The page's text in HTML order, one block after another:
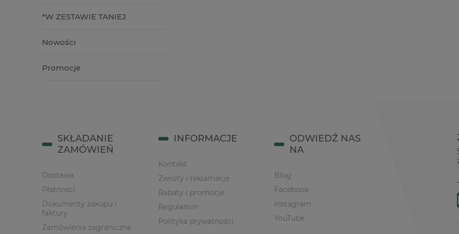
*W ZESTAWIE TANIEJ
Nowości
Promocje
SKŁADANIE
ZAMÓWIEŃ
Dostawa
Płatności
Dokumenty zakupu i
faktury
Zamówienia zagraniczne
INFORMACJE
Kontakt
Zwroty i reklamacje
Rabaty i promocje
Regulamin
Polityka prywatności
ODWIEDŹ NAS
NA
Blog
Facebook
Instagram
YouTube